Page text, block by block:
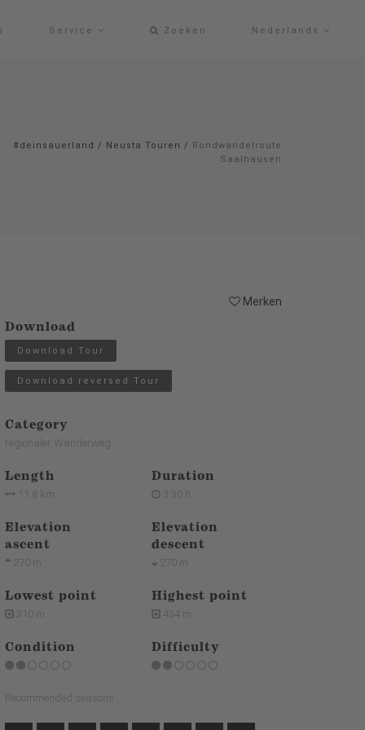
Service Zoeken Nederlands
#deinsauerland / Neusta Touren / Rondwandelroute
Saalhausen
Merken
Download
Download Tour
Download reversed Tour
Category
regionaler Wanderweg
Length
11.8 km
Duration
3:30 h
Elevation
ascent
270 m
Elevation
descent
270 m
Lowest point
310 m
Highest point
434 m
Condition Difficulty
Recommended seasons